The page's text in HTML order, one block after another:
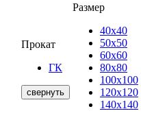
Прокат
ГК
свернуть
Размер
40х40
50х50
60х60
80х80
100х100
120х120
140х140